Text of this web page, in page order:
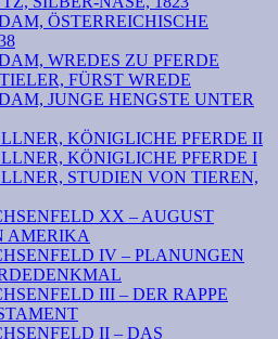
ÖSTERREICHISCHE
WREDES ZU PFERDE
FÜRST WREDE
JUNGE HENGSTE UNTER
KÖNIGLICHE PFERDE II
KÖNIGLICHE PFERDE I
STUDIEN VON TIEREN,
XX – AUGUST
AMERIKA
IV – PLANUNGEN
III – DER RAPPE
II – DAS